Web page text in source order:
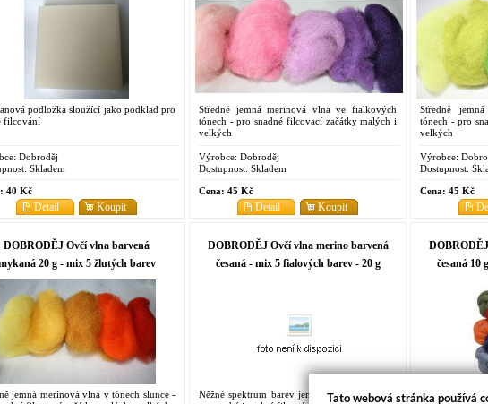
podložka sloužící jako podklad pro
filcování
Dobroděj
Skladem
40 Kč
Koupit
Detail
Středně jemná merinová vlna ve fialkových
tónech - pro snadné filcovací začátky malých i
velkých
Výrobce: Dobroděj
Dostupnost: Skladem
Cena: 45 Kč
Koupit
Detail
Středně
tónech - pro
velkých
Výrobce:
Dostupnost:
Cena: 45 Kč
DOBRODĚJ Ovčí vlna barvená
20 g - mix 5 žlutých barev
jemná merinová vlna v tónech slunce -
DOBRODĚJ Ovčí vlna merino barvená
česaná - mix 5 fialových barev - 20 g
Něžné spektrum barev jemné merinové vlny -
česaná 10
Extra jemná
Tato webová stránka používá